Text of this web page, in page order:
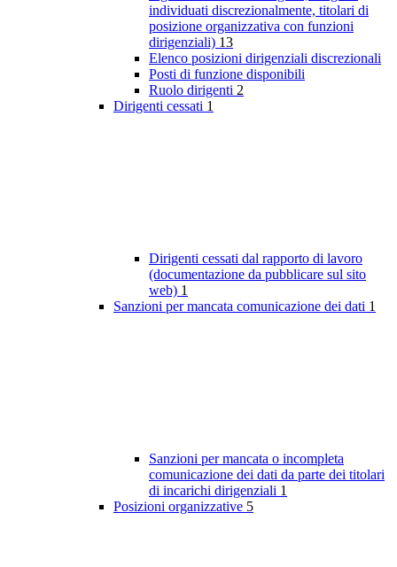
individuati discrezionalmente, titolari di
posizione organizzativa con funzioni
dirigenziali) 13
Elenco posizioni dirigenziali discrezionali
Posti di funzione disponibili
Ruolo dirigenti 2
Dirigenti cessati 1
Dirigenti cessati dal rapporto di lavoro
(documentazione da pubblicare sul sito
web) 1
Sanzioni per mancata comunicazione dei dati 1
Sanzioni per mancata o incompleta
comunicazione dei dati da parte dei titolari
di incarichi dirigenziali 1
Posizioni organizzative 5